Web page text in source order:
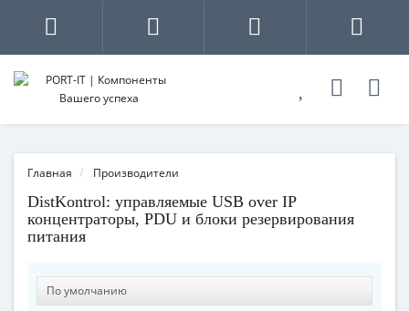
Главная Производители
DistKontrol: управляемые USB over IP
концентраторы, PDU и блоки резервирования
питания